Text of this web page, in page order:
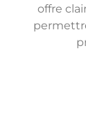
offre